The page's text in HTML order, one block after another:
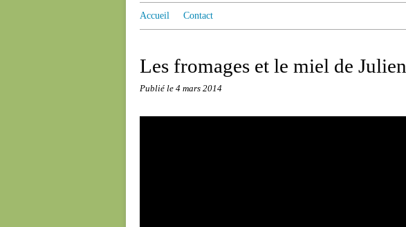
Accueil Contact
Les fromages et le miel de Julien
Publié le 4 mars 2014